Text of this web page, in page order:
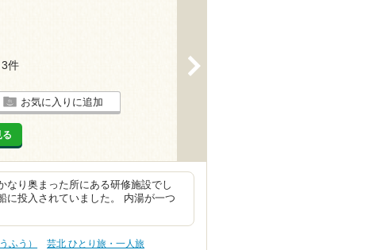
件
お気に入りに追加
なり奥まった所にある研修施設でし
に投入されていました。 内湯が一つ
ふう） 芸北 ひとり旅・一人旅